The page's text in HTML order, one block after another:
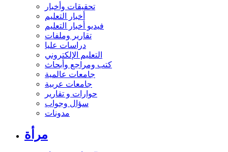
تحقيقات وأخبار
أخبار التعليم
فيديو أخبار التعليم
تقارير وملفات
دراسات عليا
التعليم الإلكتروني
كتب ومراجع وأبحاث
جامعات عالمية
جامعات عربية
حوارات و تقارير
سؤال وجواب
مدونات
مرأة